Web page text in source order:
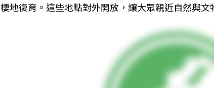
棲地復育。這些地點對外開放，讓大眾親近自然與文